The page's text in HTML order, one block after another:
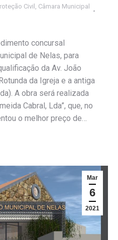
Civil , Câmara Municipal
concursal
de Nelas, para
da Av. João
da Igreja e a antiga
A obra será realizada
Cabral, Lda”, que, no
o melhor preço de…
Mar
6
2021